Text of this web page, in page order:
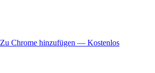
Zu Chrome hinzufügen — Kostenlos